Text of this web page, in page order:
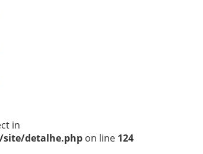
in
detalhe.php on line 124